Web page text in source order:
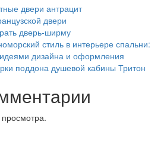
двери антрацит
двери
дверь-ширму
стиль в интерьере спальни:
дизайна и оформления
поддона душевой кабины Тритон